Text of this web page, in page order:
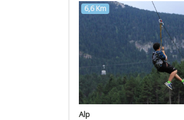
6,6 Km
Alp